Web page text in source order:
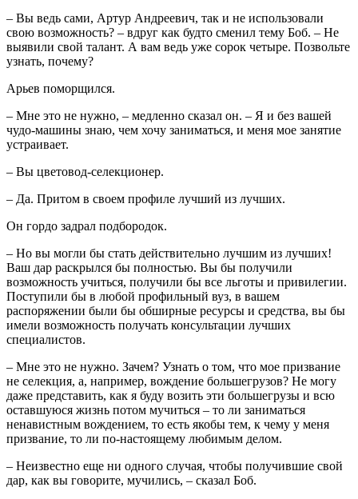
– Вы ведь сами, Артур Андреевич, так и не использовали
свою возможность? – вдруг как будто сменил тему Боб. – Не
выявили свой талант. А вам ведь уже сорок четыре. Позвольте
узнать, почему?
Арьев поморщился.
– Мне это не нужно, – медленно сказал он. – Я и без вашей
чудо-машины знаю, чем хочу заниматься, и меня мое занятие
устраивает.
– Вы цветовод-селекционер.
– Да. Притом в своем профиле лучший из лучших.
Он гордо задрал подбородок.
– Но вы могли бы стать действительно лучшим из лучших!
Ваш дар раскрылся бы полностью. Вы бы получили
возможность учиться, получили бы все льготы и привилегии.
Поступили бы в любой профильный вуз, в вашем
распоряжении были бы обширные ресурсы и средства, вы бы
имели возможность получать консультации лучших
специалистов.
– Мне это не нужно. Зачем? Узнать о том, что мое призвание
не селекция, а, например, вождение большегрузов? Не могу
даже представить, как я буду возить эти большегрузы и всю
оставшуюся жизнь потом мучиться – то ли заниматься
ненавистным вождением, то есть якобы тем, к чему у меня
призвание, то ли по-настоящему любимым делом.
– Неизвестно еще ни одного случая, чтобы получившие свой
дар, как вы говорите, мучились, – сказал Боб.